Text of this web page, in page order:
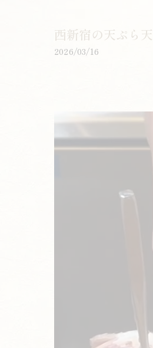
西新宿の天ぷら
2026/03/16